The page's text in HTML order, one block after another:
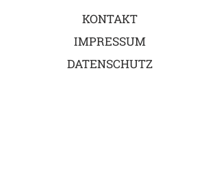
KONTAKT
IMPRESSUM
DATENSCHUTZ